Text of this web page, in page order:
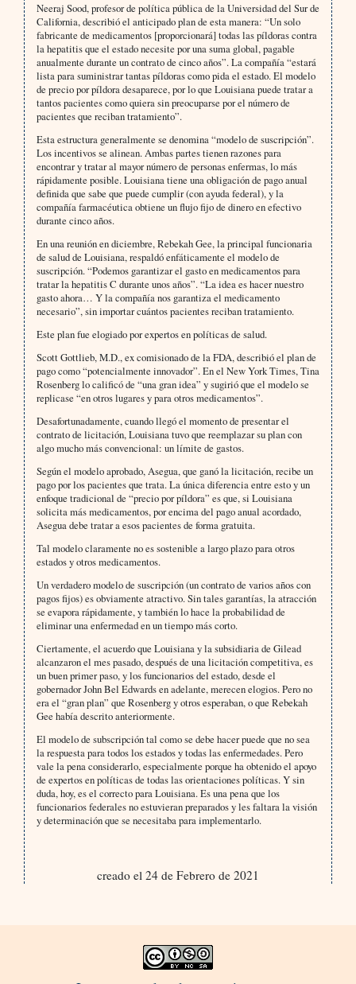
Neeraj Sood, profesor de política pública de la Universidad del Sur de
California, describió el anticipado plan de esta manera: “Un solo
fabricante de medicamentos [proporcionará] todas las píldoras contra
la hepatitis que el estado necesite por una suma global, pagable
anualmente durante un contrato de cinco años”. La compañía “estará
lista para suministrar tantas píldoras como pida el estado. El modelo
de precio por píldora desaparece, por lo que Louisiana puede tratar a
tantos pacientes como quiera sin preocuparse por el número de
pacientes que reciban tratamiento”.
Esta estructura generalmente se denomina “modelo de suscripción”.
Los incentivos se alinean. Ambas partes tienen razones para
encontrar y tratar al mayor número de personas enfermas, lo más
rápidamente posible. Louisiana tiene una obligación de pago anual
definida que sabe que puede cumplir (con ayuda federal), y la
compañía farmacéutica obtiene un flujo fijo de dinero en efectivo
durante cinco años.
En una reunión en diciembre, Rebekah Gee, la principal funcionaria
de salud de Louisiana, respaldó enfáticamente el modelo de
suscripción. “Podemos garantizar el gasto en medicamentos para
tratar la hepatitis C durante unos años”. “La idea es hacer nuestro
gasto ahora… Y la compañía nos garantiza el medicamento
necesario”, sin importar cuántos pacientes reciban tratamiento.
Este plan fue elogiado por expertos en políticas de salud.
Scott Gottlieb, M.D., ex comisionado de la FDA, describió el plan de
pago como “potencialmente innovador”. En el New York Times, Tina
Rosenberg lo calificó de “una gran idea” y sugirió que el modelo se
replicase “en otros lugares y para otros medicamentos”.
Desafortunadamente, cuando llegó el momento de presentar el
contrato de licitación, Louisiana tuvo que reemplazar su plan con
algo mucho más convencional: un límite de gastos.
Según el modelo aprobado, Asegua, que ganó la licitación, recibe un
pago por los pacientes que trata. La única diferencia entre esto y un
enfoque tradicional de “precio por píldora” es que, si Louisiana
solicita más medicamentos, por encima del pago anual acordado,
Asegua debe tratar a esos pacientes de forma gratuita.
Tal modelo claramente no es sostenible a largo plazo para otros
estados y otros medicamentos.
Un verdadero modelo de suscripción (un contrato de varios años con
pagos fijos) es obviamente atractivo. Sin tales garantías, la atracción
se evapora rápidamente, y también lo hace la probabilidad de
eliminar una enfermedad en un tiempo más corto.
Ciertamente, el acuerdo que Louisiana y la subsidiaria de Gilead
alcanzaron el mes pasado, después de una licitación competitiva, es
un buen primer paso, y los funcionarios del estado, desde el
gobernador John Bel Edwards en adelante, merecen elogios. Pero no
era el “gran plan” que Rosenberg y otros esperaban, o que Rebekah
Gee había descrito anteriormente.
El modelo de subscripción tal como se debe hacer puede que no sea
la respuesta para todos los estados y todas las enfermedades. Pero
vale la pena considerarlo, especialmente porque ha obtenido el apoyo
de expertos en políticas de todas las orientaciones políticas. Y sin
duda, hoy, es el correcto para Louisiana. Es una pena que los
funcionarios federales no estuvieran preparados y les faltara la visión
y determinación que se necesitaba para implementarlo.
creado el 24 de Febrero de 2021